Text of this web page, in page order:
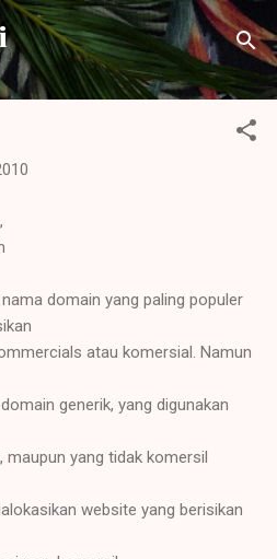
ke konten utama
domain yang paling populer
atau komersial. Namun
generik, yang digunakan
maupun yang tidak komersil
website yang berisikan